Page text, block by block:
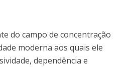
do campo de concentração
moderna aos quais ele
dependência e